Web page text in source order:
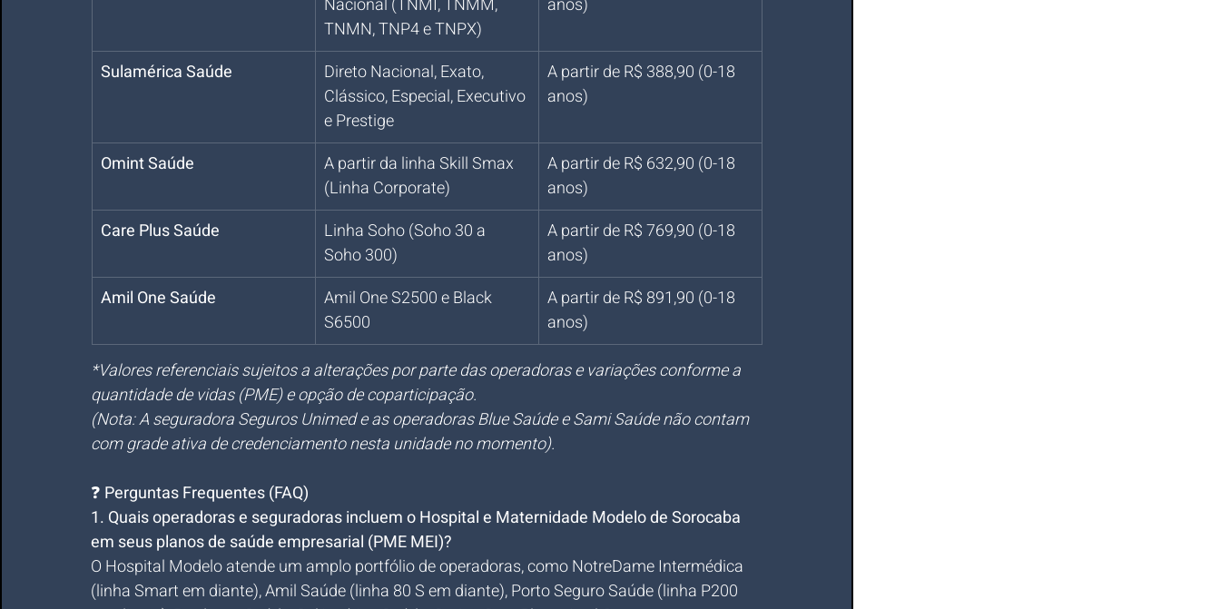
Nacional (TNMI, TNMM,
TNMN, TNP4 e TNPX)
anos)
Sulamérica Saúde
Direto Nacional, Exato,
Clássico, Especial, Executivo
e Prestige
A partir de R$ 388,90 (0-18
anos)
Omint Saúde
A partir da linha Skill Smax
(Linha Corporate)
A partir de R$ 632,90 (0-18
anos)
Care Plus Saúde
Linha Soho (Soho 30 a
Soho 300)
A partir de R$ 769,90 (0-18
anos)
Amil One Saúde
Amil One S2500 e Black
S6500
A partir de R$ 891,90 (0-18
anos)
*Valores referenciais sujeitos a alterações por parte das operadoras e variações conforme a
quantidade de vidas (PME) e opção de coparticipação.
(Nota: A seguradora Seguros Unimed e as operadoras Blue Saúde e Sami Saúde não contam
com grade ativa de credenciamento nesta unidade no momento).
❓ Perguntas Frequentes (FAQ)
1. Quais operadoras e seguradoras incluem o Hospital e Maternidade Modelo de Sorocaba
em seus planos de saúde empresarial (PME MEI)?
O Hospital Modelo atende um amplo portfólio de operadoras, como NotreDame Intermédica
(linha Smart em diante), Amil Saúde (linha 80 S em diante), Porto Seguro Saúde (linha P200